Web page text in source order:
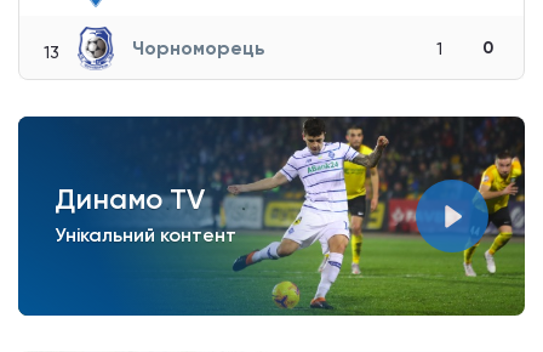
13 Чорноморець 1 0
Динамо TV
Унікальний контент